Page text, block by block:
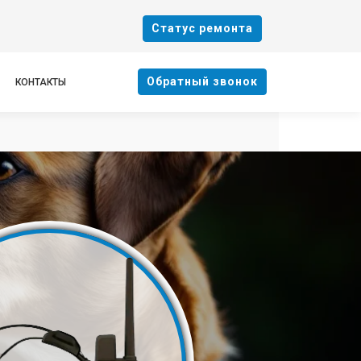
Cтатус ремонта
КОНТАКТЫ Oбратный звонок